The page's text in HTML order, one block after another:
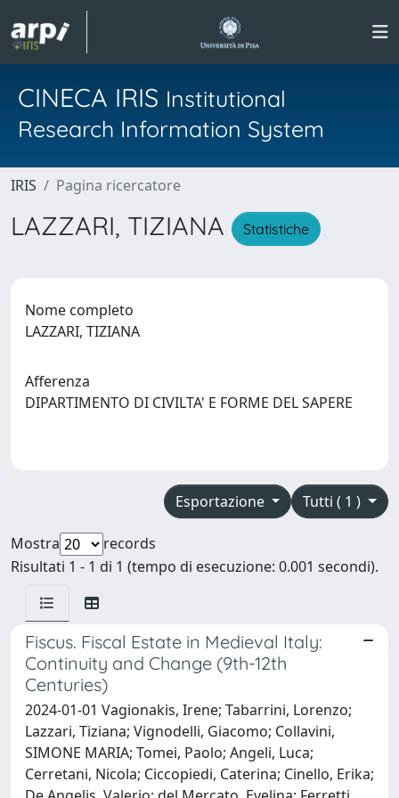
CINECA IRIS Institutional
Research Information System
IRIS Pagina ricercatore
LAZZARI, TIZIANA Statistiche
Nome completo
LAZZARI, TIZIANA
Afferenza
DIPARTIMENTO DI CIVILTA' E FORME DEL SAPERE
Tutti ( 1 )
Esportazione
Mostra
records
Risultati 1 - 1 di 1 (tempo di esecuzione: 0.001 secondi).
Fiscus. Fiscal Estate in Medieval Italy:
Continuity and Change (9th-12th
Centuries)
2024-01-01 Vagionakis, Irene; Tabarrini, Lorenzo;
Lazzari, Tiziana; Vignodelli, Giacomo; Collavini,
SIMONE MARIA; Tomei, Paolo; Angeli, Luca;
Cerretani, Nicola; Ciccopiedi, Caterina; Cinello, Erika;